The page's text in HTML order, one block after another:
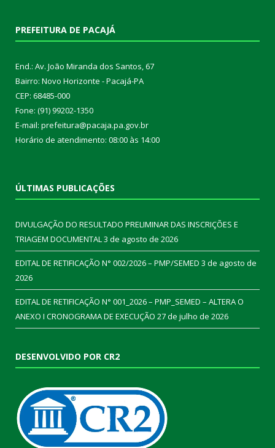
PREFEITURA DE PACAJÁ
End.: Av. João Miranda dos Santos, 67
Bairro: Novo Horizonte - Pacajá-PA
CEP: 68485-000
Fone: (91) 99202-1350
E-mail: prefeitura@pacaja.pa.gov.br
Horário de atendimento: 08:00 às 14:00
ÚLTIMAS PUBLICAÇÕES
DIVULGAÇÃO DO RESULTADO PRELIMINAR DAS INSCRIÇÕES E
TRIAGEM DOCUMENTAL3 de agosto de 2026
EDITAL DE RETIFICAÇÃO N° 002/2026 – PMP/SEMED 3 de agosto de
2026
EDITAL DE RETIFICAÇÃO N° 001_2026 – PMP_SEMED – ALTERA O
ANEXO I CRONOGRAMA DE EXECUÇÃO 27 de julho de 2026
DESENVOLVIDO POR CR2